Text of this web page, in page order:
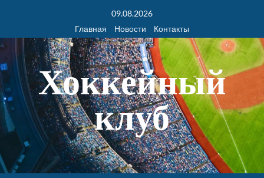
09.08.2026
Главная
Новости Контакты
Хоккейный
клуб